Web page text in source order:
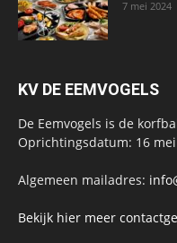
7 mei 2024
KV DE EEMVOGELS
De Eemvogels is de
Oprichtingsdatum: 16
Algemeen mailadres:
Bekijk hier meer